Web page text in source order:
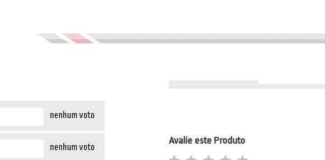
nenhum voto
nenhum voto
Avalie este Produto